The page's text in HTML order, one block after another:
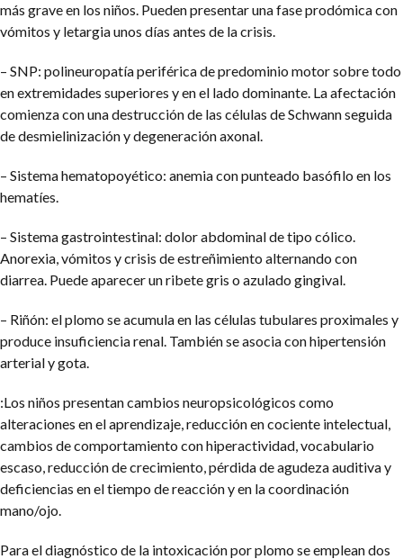
más grave en los niños. Pueden presentar una fase prodómica con
vómitos y letargia unos días antes de la crisis.
– SNP: polineuropatía periférica de predominio motor sobre todo
en extremidades superiores y en el lado dominante. La afectación
comienza con una destrucción de las células de Schwann seguida
de desmielinización y degeneración axonal.
– Sistema hematopoyético: anemia con punteado basófilo en los
hematíes.
– Sistema gastrointestinal: dolor abdominal de tipo cólico.
Anorexia, vómitos y crisis de estreñimiento alternando con
diarrea. Puede aparecer un ribete gris o azulado gingival.
– Riñón: el plomo se acumula en las células tubulares proximales y
produce insuficiencia renal. También se asocia con hipertensión
arterial y gota.
:Los niños presentan cambios neuropsicológicos como
alteraciones en el aprendizaje, reducción en cociente intelectual,
cambios de comportamiento con hiperactividad, vocabulario
escaso, reducción de crecimiento, pérdida de agudeza auditiva y
deficiencias en el tiempo de reacción y en la coordinación
mano/ojo.
Para el diagnóstico de la intoxicación por plomo se emplean dos